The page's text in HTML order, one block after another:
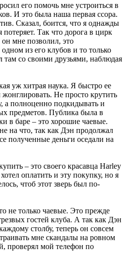
его помочь мне устроиться в
И это была наша первая ссора.
Сказал, боится, что я однажды
потеряет. Так что дорога в цирк
мне позволил, это
из его клубов и то только
там со своими друзьями, наблюдая
уж хитрая наука. Я быстро ее
Не просто крутить
а полноценно подкидывать и
предметов. Публика была в
в баре – это хорошие чаевые.
на что, так как Дэн продолжал
полученные деньги оседали на
– это своего красавца Harley
оплатить и эту покупку, но я
чтоб этот зверь был по-
не только чаевые. Это прежде
гостей клуба. А так как Дэн
столбу, теперь он совсем
мне скандалы на ровном
проверял мой телефон по